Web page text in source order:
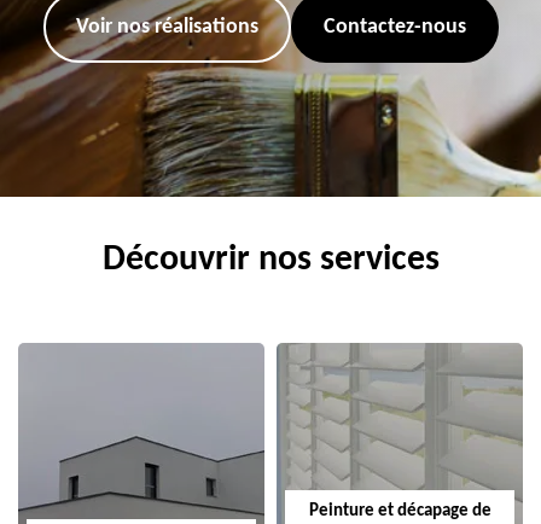
Voir nos réalisations Contactez-nous
Découvrir nos services
Peinture et décapage de